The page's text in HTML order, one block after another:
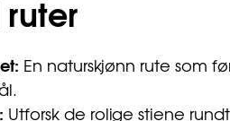
ruter
En naturskjønn rute som
Utforsk de rolige stiene